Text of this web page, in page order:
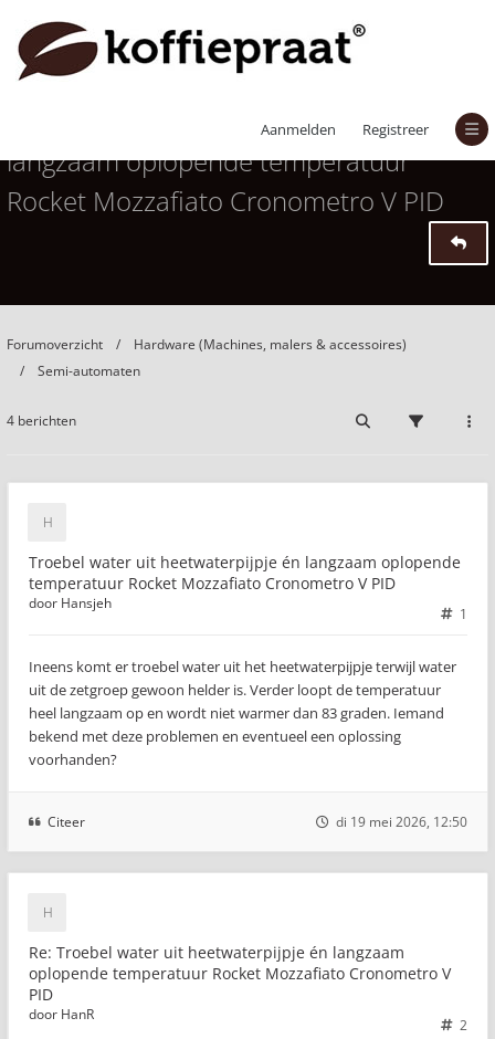
Aanmelden Registreer
Troebel water uit heetwaterpijpje én
langzaam oplopende temperatuur
Rocket Mozzafiato Cronometro V PID
Forumoverzicht
Hardware (Machines, malers & accessoires)
Semi-automaten
4 berichten
Troebel water uit heetwaterpijpje én langzaam oplopende
temperatuur Rocket Mozzafiato Cronometro V PID
1
door Hansjeh
Ineens komt er troebel water uit het heetwaterpijpje terwijl water
uit de zetgroep gewoon helder is. Verder loopt de temperatuur
heel langzaam op en wordt niet warmer dan 83 graden. Iemand
bekend met deze problemen en eventueel een oplossing
voorhanden?
Citeer di 19 mei 2026, 12:50
Re: Troebel water uit heetwaterpijpje én langzaam
oplopende temperatuur Rocket Mozzafiato Cronometro V
PID
2
door HanR